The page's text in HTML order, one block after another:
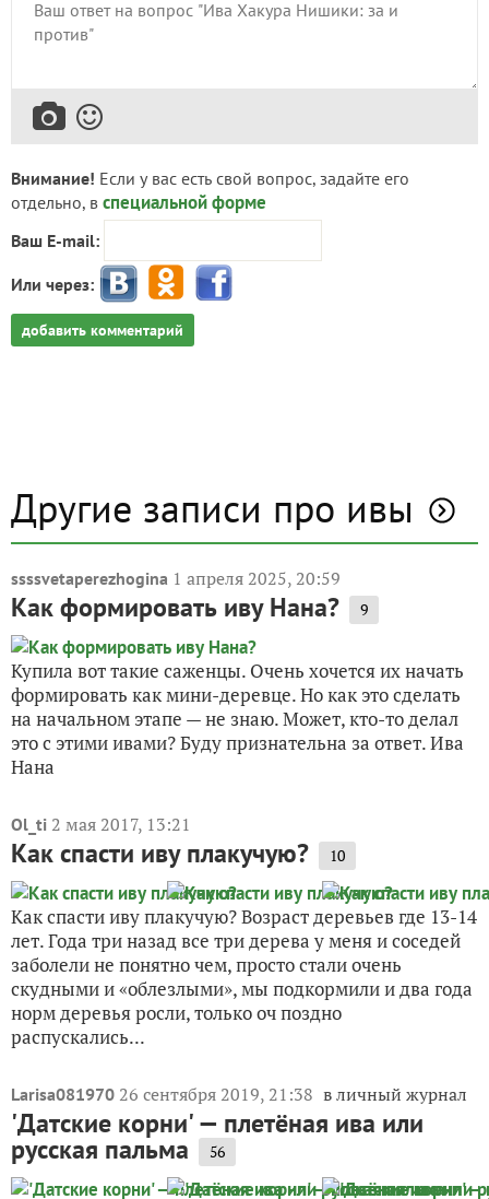
Внимание! Если у вас есть свой вопрос, задайте его
отдельно, в специальной форме
Ваш E-mail:
Или через:
добавить комментарий
Другие записи про ивы
ssssvetaperezhogina 1 апреля 2025, 20:59
Как формировать иву Нана? 9
Купила вот такие саженцы. Очень хочется их начать
формировать как мини-деревце. Но как это сделать
на начальном этапе — не знаю. Может, кто-то делал
это с этими ивами? Буду признательна за ответ. Ива
Нана
Ol_ti 2 мая 2017, 13:21
Как спасти иву плакучую? 10
Как спасти иву плакучую? Возраст деревьев где 13-14
лет. Года три назад все три дерева у меня и соседей
заболели не понятно чем, просто стали очень
скудными и «облезлыми», мы подкормили и два года
норм деревья росли, только оч поздно
распускались...
Larisa081970 26 сентября 2019, 21:38 в личный журнал
'Датские корни' — плетёная ива или
русская пальма 56